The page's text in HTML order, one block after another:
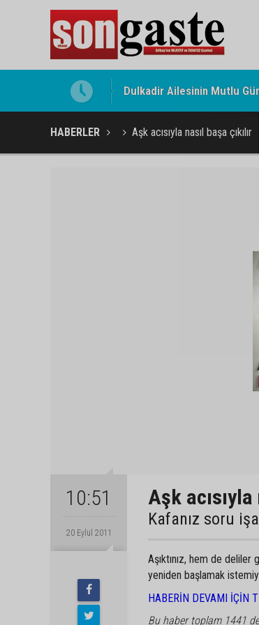
Gölbaşı Esnafının Sesi
HABERLER Aşk acısıyla nasıl başa çıkılır
10:51
20 Eylül 2011
Aşk acısıyla
Kafanız soru
Aşıktınız, hem de
yeniden başlamak
HABERİN DEVAMI İÇİN
Bu haber toplam 1441